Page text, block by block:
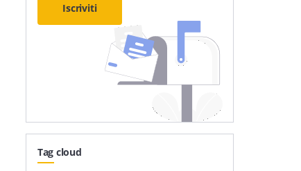
Iscriviti
Tag cloud